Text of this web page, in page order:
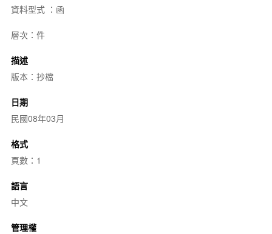
資料型式 ：函
層次：件
描述
版本：抄檔
日期
民國08年03月
格式
頁數：1
語言
中文
管理權